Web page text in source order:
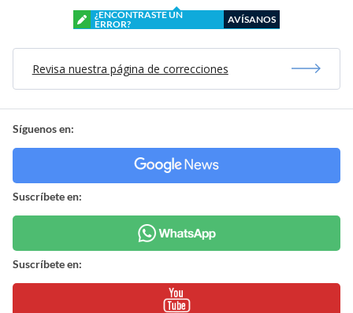
¿ENCONTRASTE UN
ERROR?
AVÍSANOS
Revisa nuestra página de correcciones
Síguenos en:
Suscríbete en:
Suscríbete en: